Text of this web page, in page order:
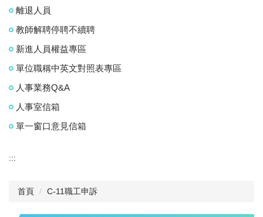
離退人員
教師解聘停聘不續聘
新進人員權益專區
單位職稱中英文對照表專區
人事業務Q&A
人事室信箱
單一窗口意見信箱
:::
首頁 C-11職工申訴